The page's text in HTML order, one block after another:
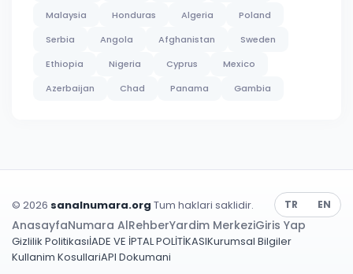
Malaysia
Honduras Algeria
Poland
Serbia
Angola Afghanistan
Sweden
Ethiopia
Nigeria Cyprus
Mexico
Azerbaijan
Chad Panama Gambia
© 2026 sanalnumara.org Tum haklari saklidir. TR EN
AnasayfaNumara AlRehberYardim MerkeziGiris Yap
Gizlilik PolitikasıİADE VE İPTAL POLİTİKASIKurumsal Bilgiler
Kullanim KosullariAPI Dokumani